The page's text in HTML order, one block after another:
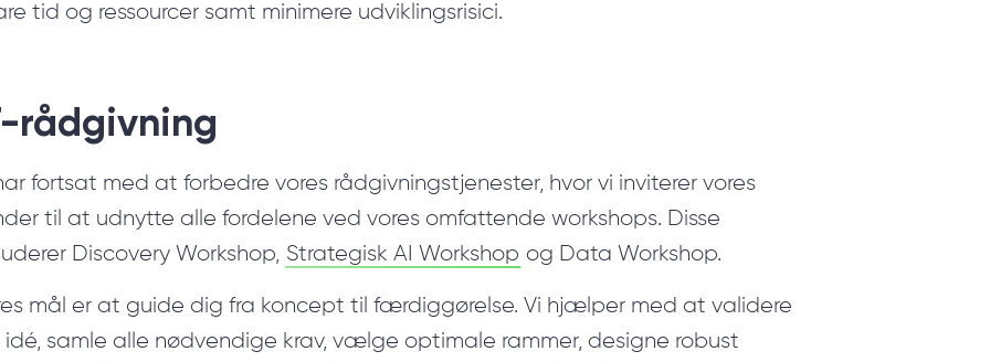
tid og ressourcer samt minimere udviklingsrisici.
rådgivning
fortsat med at forbedre vores rådgivningstjenester, hvor vi inviterer vores
til at udnytte alle fordelene ved vores omfattende workshops. Disse
Discovery Workshop, Strategisk AI Workshop og Data Workshop.
mål er at guide dig fra koncept til færdiggørelse. Vi hjælper med at validere
idé, samle alle nødvendige krav, vælge optimale rammer, designe robust